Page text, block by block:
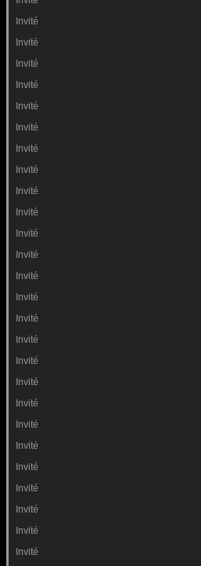
Invité
Invité
Invité
Invité
Invité
Invité
Invité
Invité
Invité
Invité
Invité
Invité
Invité
Invité
Invité
Invité
Invité
Invité
Invité
Invité
Invité
Invité
Invité
Invité
Invité
Invité